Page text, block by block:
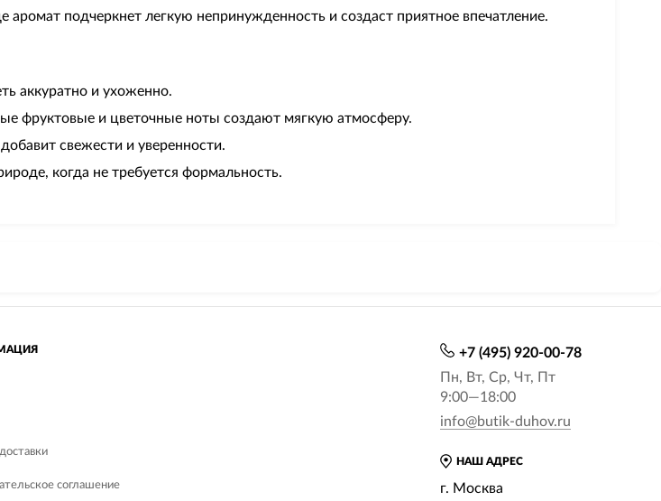
подчеркнет легкую непринужденность и создаст приятное впечатление.
аккуратно и ухоженно.
фруктовые и цветочные ноты создают мягкую атмосферу.
свежести и уверенности.
когда не требуется формальность.
соглашение
НАШ АДРЕС
г. Москва
+7 (495) 920-00-78
Пн, Вт, Ср, Чт, Пт
9:00—18:00
info@butik-duhov.ru